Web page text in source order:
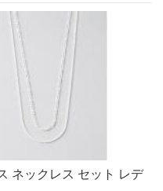
クレス セット レデ